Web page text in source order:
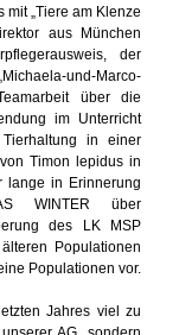
„Tiere am Klenze
aus München
der
und-Marco-
über die
im Unterricht
in einer
Timon lepidus in
lange in Erinnerung
WINTER über
des LK MSP
Populationen
Populationen vor.
Jahres viel zu